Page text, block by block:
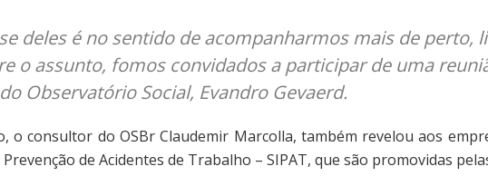
deles é no sentido de acompanharmos mais de perto,
o assunto, fomos convidados a participar de uma
Observatório Social, Evandro Gevaerd.
o consultor do OSBr Claudemir Marcolla, também revelou aos
de Acidentes de Trabalho – SIPAT, que são promovidas